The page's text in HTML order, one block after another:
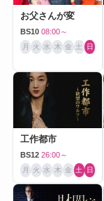
お父さんが変
BS10 08:00～
月 火 水 木 金 土 日
工作都市
BS12 26:00～
月 火 水 木 金 土 日